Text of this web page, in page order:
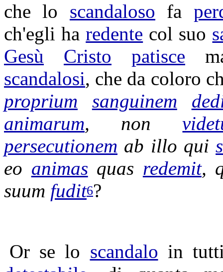
che lo scandaloso fa
ch'egli haredente col suo
Gesù
Cristo patisce
scandalosi, che da coloro
proprium
sanguinem
animarum, non
persecutionem ab illo qui
eo animas quas redemit,
suum fudit6?
Or se lo scandalo in